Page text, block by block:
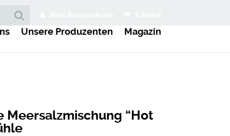
Unsere Produzenten Magazin
Meersalzmischung “Hot